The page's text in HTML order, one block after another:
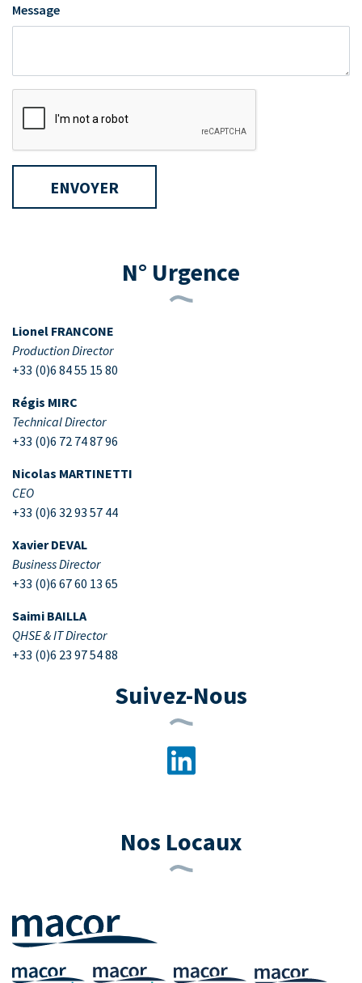
Message
ENVOYER
N° Urgence
Lionel FRANCONE
Production Director
+33 (0)6 84 55 15 80
Régis MIRC
Technical Director
+33 (0)6 72 74 87 96
Nicolas MARTINETTI
CEO
+33 (0)6 32 93 57 44
Xavier DEVAL
Business Director
+33 (0)6 67 60 13 65
Saimi BAILLA
QHSE & IT Director
+33 (0)6 23 97 54 88
Suivez-Nous
Nos Locaux